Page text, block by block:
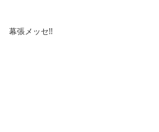
幕張メッセ!!